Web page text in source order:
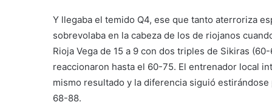
Y llegaba el temido Q4, ese que tanto aterroriza
sobrevolaba en la cabeza de los de riojanos
Rioja Vega de 15 a 9 con dos triples de Sikiras
reaccionaron hasta el 60-75. El entrenador local
mismo resultado y la diferencia siguió
68-88.